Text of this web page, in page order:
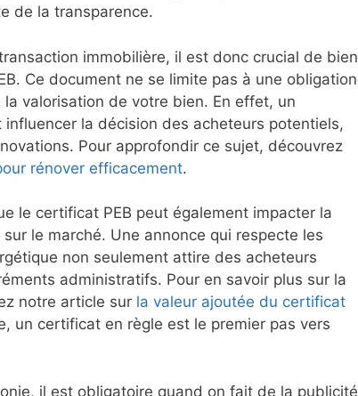
de la transparence.
immobilière, il est donc crucial de bien
Ce document ne se limite pas à une obligation
valorisation de votre bien. En effet, un
la décision des acheteurs potentiels,
Pour approfondir ce sujet, découvrez
rénover efficacement.
le certificat PEB peut également impacter la
le marché. Une annonce qui respecte les
non seulement attire des acheteurs
administratifs. Pour en savoir plus sur la
notre article sur la valeur ajoutée du certificat
un certificat en règle est le premier pas vers
il est obligatoire quand on fait de la publicité